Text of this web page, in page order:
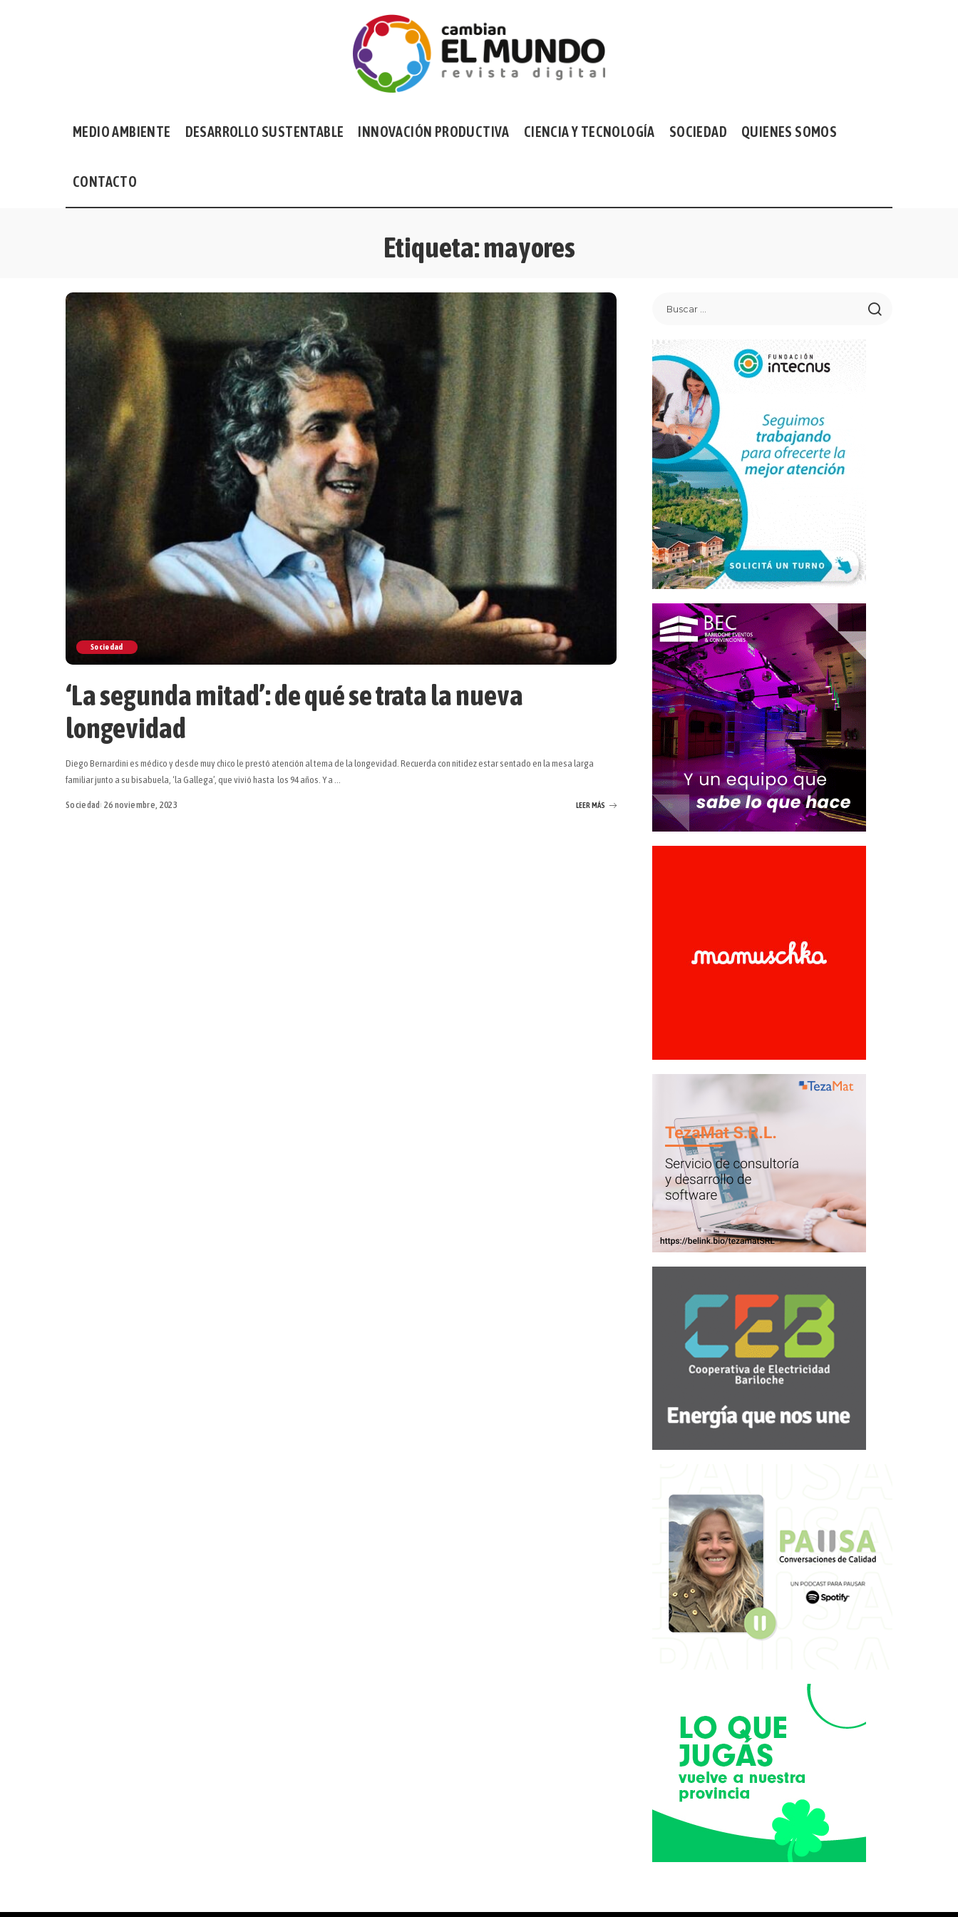
MEDIO AMBIENTE DESARROLLO SUSTENTABLE INNOVACIÓN PRODUCTIVA CIENCIA Y TECNOLOGÍA SOCIEDAD QUIENES SOMOS
CONTACTO
Etiqueta:mayores
Sociedad
‘La segunda mitad’: de qué se trata la nueva
longevidad
Diego Bernardini es médico y desde muy chico le prestó atención al tema de la longevidad. Recuerda con nitidez estar sentado en la mesa larga
familiar junto a su bisabuela, ‘la Gallega’, que vivió hasta los 94 años. Y a ...
Sociedad 26 noviembre, 2023 LEER MÁS